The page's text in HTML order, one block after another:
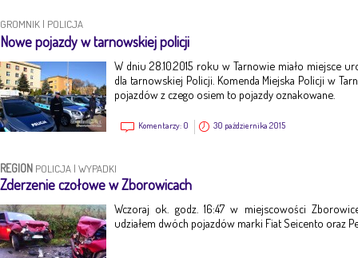
GROMNIK | POLICJA
Nowe pojazdy w tarnowskiej policji
W dniu 28.10.2015 roku w Tarnowie miało miejsce
dla tarnowskiej Policji. Komenda Miejska Policji w
pojazdów z czego osiem to pojazdy oznakowane.
Komentarzy: 0 30 października 2015
REGION POLICJA | WYPADKI
Zderzenie czołowe w Zborowicach
Wczoraj ok. godz. 16:47 w miejscowości
udziałem dwóch pojazdów marki Fiat Seicento oraz